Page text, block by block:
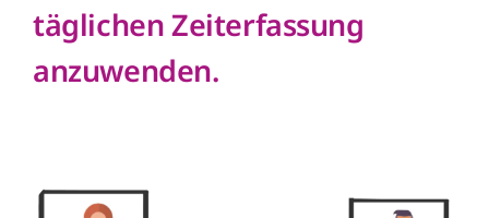
MINDtastic Forum
Unsere Wirkung
täglichen Zeiterfassung
anzuwenden.